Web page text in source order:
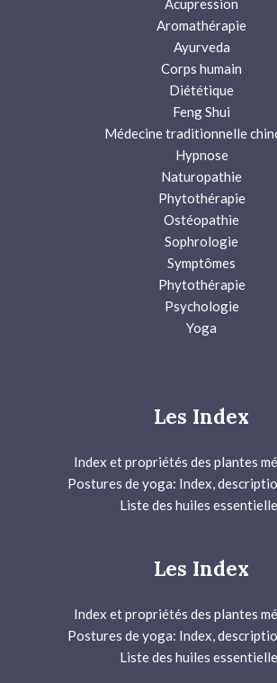
Aromathérapie
Ayurveda
Corps humain
Diététique
Feng Shui
Médecine traditionnelle
Hypnose
Naturopathie
Phytothérapie
Ostéopathie
Sophrologie
Symptômes
Phytothérapie
Psychologie
Yoga
Les Index
Index et propriétés des plantes
Postures de yoga: Index,
Liste des huiles
Les Index
Index et propriétés des plantes
Postures de yoga: Index,
Liste des huiles